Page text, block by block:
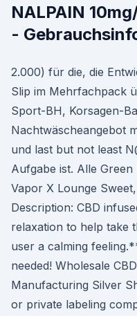
NALPAIN
-
2.000) für die, die
Slip im Mehrfachpack
Sport-BH, Korsagen-
Nachtwäscheangebot
und last but not least
Aufgabe ist. Alle Green
Vapor X Lounge
Description: CBD
relaxation to help take
user a calming
needed! Wholesale
Manufacturing Silver
or private labeling